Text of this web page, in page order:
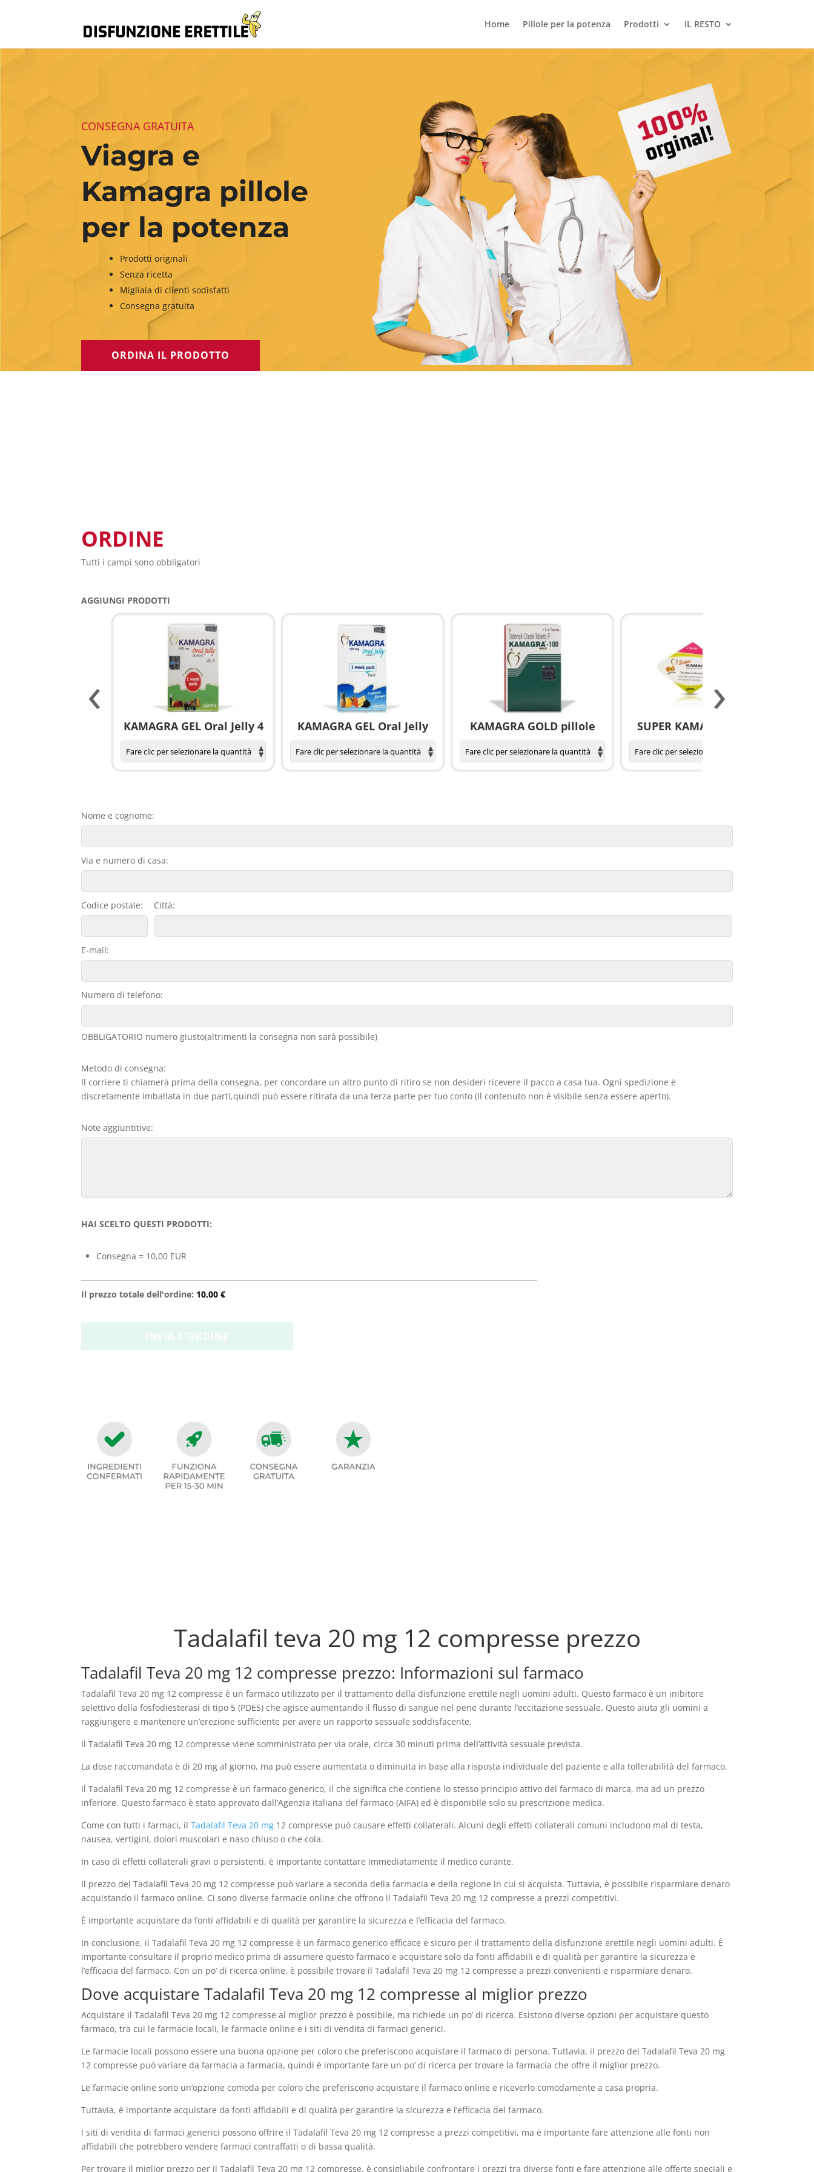
Home Pillole per la potenza Prodotti IL RESTO
CONSEGNA GRATUITA
Viagra e
Kamagra pillole
per la potenza
Prodotti originali
Senza ricetta
Migliaia di clienti sodisfatti
Consegna gratuita
ORDINA IL PRODOTTO
ORDINE
Tutti i campi sono obbligatori
AGGIUNGI PRODOTTI
KAMAGRA GEL Oral Jelly 4 KAMAGRA GEL Oral Jelly KAMAGRA GOLD pillole SUPER KAMAGRA pillole
‹ ›
Nome e cognome:
Via e numero di casa:
Codice postale: Città:
E-mail:
Numero di telefono:
OBBLIGATORIO numero giusto(altrimenti la consegna non sarà possibile)
Metodo di consegna:
Il corriere ti chiamerà prima della consegna, per concordare un altro punto di ritiro se non desideri ricevere il pacco a casa tua. Ogni spedizione è
discretamente imballata in due parti,quindi può essere ritirata da una terza parte per tuo conto (Il contenuto non è visibile senza essere aperto).
Note aggiuntitive:
HAI SCELTO QUESTI PRODOTTI:
Consegna = 10,00 EUR
Il prezzo totale dell'ordine: 10,00 €
Tadalafil teva 20 mg 12 compresse prezzo
Tadalafil Teva 20 mg 12 compresse prezzo: Informazioni sul farmaco
Tadalafil Teva 20 mg 12 compresse è un farmaco utilizzato per il trattamento della disfunzione erettile negli uomini adulti. Questo farmaco è un inibitore
selettivo della fosfodiesterasi di tipo 5 (PDE5) che agisce aumentando il flusso di sangue nel pene durante l’eccitazione sessuale. Questo aiuta gli uomini a
raggiungere e mantenere un’erezione sufficiente per avere un rapporto sessuale soddisfacente.
Il Tadalafil Teva 20 mg 12 compresse viene somministrato per via orale, circa 30 minuti prima dell’attività sessuale prevista.
La dose raccomandata è di 20 mg al giorno, ma può essere aumentata o diminuita in base alla risposta individuale del paziente e alla tollerabilità del farmaco.
Il Tadalafil Teva 20 mg 12 compresse è un farmaco generico, il che significa che contiene lo stesso principio attivo del farmaco di marca, ma ad un prezzo
inferiore. Questo farmaco è stato approvato dall’Agenzia italiana del farmaco (AIFA) ed è disponibile solo su prescrizione medica.
Come con tutti i farmaci, ilTadalafil Teva 20 mg 12 compresse può causare effetti collaterali. Alcuni degli effetti collaterali comuni includono mal di testa,
nausea, vertigini, dolori muscolari e naso chiuso o che cola.
In caso di effetti collaterali gravi o persistenti, è importante contattare immediatamente il medico curante.
Il prezzo del Tadalafil Teva 20 mg 12 compresse può variare a seconda della farmacia e della regione in cui si acquista. Tuttavia, è possibile risparmiare denaro
acquistando il farmaco online. Ci sono diverse farmacie online che offrono il Tadalafil Teva 20 mg 12 compresse a prezzi competitivi.
È importante acquistare da fonti affidabili e di qualità per garantire la sicurezza e l’efficacia del farmaco.
In conclusione, il Tadalafil Teva 20 mg 12 compresse è un farmaco generico efficace e sicuro per il trattamento della disfunzione erettile negli uomini adulti. È
importante consultare il proprio medico prima di assumere questo farmaco e acquistare solo da fonti affidabili e di qualità per garantire la sicurezza e
l’efficacia del farmaco. Con un po’ di ricerca online, è possibile trovare il Tadalafil Teva 20 mg 12 compresse a prezzi convenienti e risparmiare denaro.
Dove acquistare Tadalafil Teva 20 mg 12 compresse al miglior prezzo
Acquistare il Tadalafil Teva 20 mg 12 compresse al miglior prezzo è possibile, ma richiede un po’ di ricerca. Esistono diverse opzioni per acquistare questo
farmaco, tra cui le farmacie locali, le farmacie online e i siti di vendita di farmaci generici.
Le farmacie locali possono essere una buona opzione per coloro che preferiscono acquistare il farmaco di persona. Tuttavia, il prezzo del Tadalafil Teva 20 mg
12 compresse può variare da farmacia a farmacia, quindi è importante fare un po’ di ricerca per trovare la farmacia che offre il miglior prezzo.
Le farmacie online sono un’opzione comoda per coloro che preferiscono acquistare il farmaco online e riceverlo comodamente a casa propria.
Tuttavia, è importante acquistare da fonti affidabili e di qualità per garantire la sicurezza e l’efficacia del farmaco.
I siti di vendita di farmaci generici possono offrire il Tadalafil Teva 20 mg 12 compresse a prezzi competitivi, ma è importante fare attenzione alle fonti non
affidabili che potrebbero vendere farmaci contraffatti o di bassa qualità.
Per trovare il miglior prezzo per il Tadalafil Teva 20 mg 12 compresse, è consigliabile confrontare i prezzi tra diverse fonti e fare attenzione alle offerte speciali e